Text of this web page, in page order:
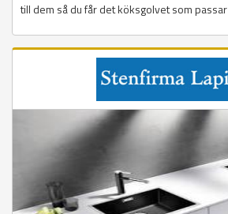
till dem så du får det köksgolvet som